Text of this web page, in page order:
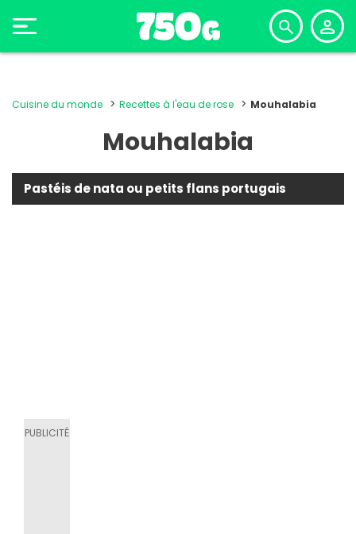
Cuisine du monde Recettes à l'eau de rose Mouhalabia
Mouhalabia
Pastéis de nata ou petits flans portugais